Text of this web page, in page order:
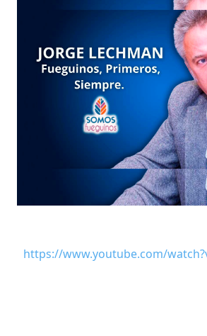
https://www.youtube.com/